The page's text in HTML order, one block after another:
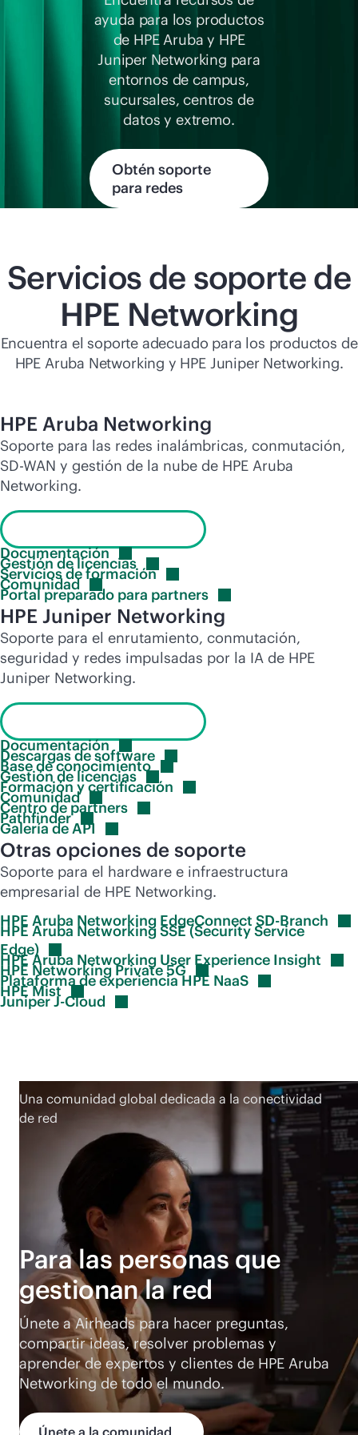
Comprar ahora
ayuda para los productos
de HPE Aruba y HPE
Juniper Networking para
entornos de campus,
sucursales, centros de
datos y extremo.
Obtén soporte
para redes
Servicios de soporte de
HPE Networking
Encuentra el soporte adecuado para los productos de
HPE Aruba Networking y HPE Juniper Networking.
HPE Aruba Networking
Soporte para las redes inalámbricas, conmutación,
SD-WAN y gestión de la nube de HPE Aruba
Networking.
Documentación
Gestión delicencias
Servicios deformación
Comunidad
Portal preparado para partners
HPE Juniper Networking
Soporte para el enrutamiento, conmutación,
seguridad y redes impulsadas por la IA de HPE
Juniper Networking.
Documentación
Descargas desoftware
Base deconocimiento
Gestión delicencias
Formación ycertificación
Comunidad
Centro departners
Pathfinder
Galería deAPI
Otras opciones de soporte
Soporte para el hardware e infraestructura
empresarial de HPE Networking.
HPE Aruba Networking EdgeConnect SD-Branch
HPE Aruba Networking SSE (Security Service
Edge)
HPE Aruba Networking User Experience Insight
HPE Networking Private5G
Plataforma de experiencia HPE NaaS
HPEMist
JuniperJ-Cloud
Una comunidad global dedicada a la conectividad
de red
Para las personas que
gestionan la red
Únete a Airheads para hacer preguntas,
compartir ideas, resolver problemas y
aprender de expertos y clientes de HPE Aruba
Networking de todo el mundo.
Únete a la comunidad